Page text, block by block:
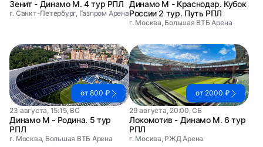
Зенит - Динамо М. 4 тур РПЛ
г. Санкт-Петербург, Газпром Арена
Динамо М - Краснодар. Кубок
России 2 тур. Путь РПЛ
г. Москва, Большая ВТБ Арена
от 800 ₽
23 августа, 15:15, ВС
Динамо М - Родина. 5 тур
РПЛ
г. Москва, Большая ВТБ Арена
от 2000 ₽
29 августа, 20:00, СБ
Локомотив - Динамо М. 6 тур
РПЛ
г. Москва, РЖД Арена